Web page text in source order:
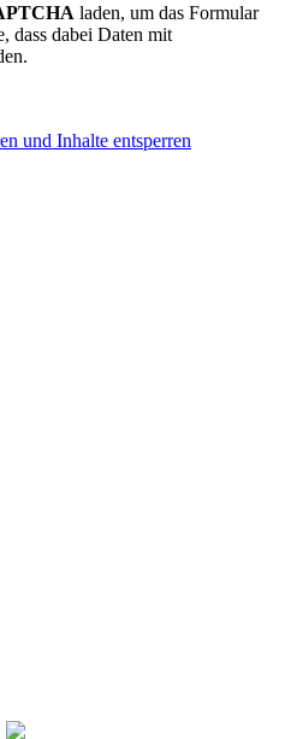
laden, um das Formular
dass dabei Daten mit
und Inhalte entsperren